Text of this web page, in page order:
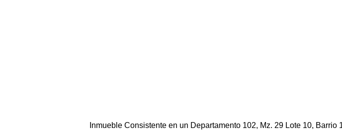
Inmueble Consistente en un Departamento 102, Mz. 29 Lote 10, Barrio